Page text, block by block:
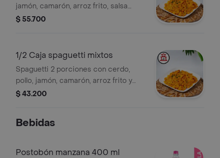
jamón, camarón, arroz frito, salsa
agridulce.
$ 55.700
1/2 Caja spaguetti mixtos
Spaguetti 2 porciones con cerdo,
pollo, jamón, camarón, arroz frito y
salsa agridulce.
$ 43.200
Bebidas
Postobón manzana 400 ml